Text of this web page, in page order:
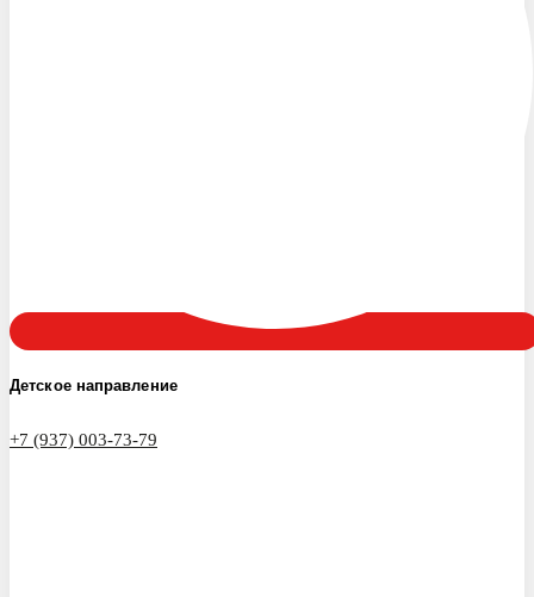
Детское направление
+7 (937) 003-73-79